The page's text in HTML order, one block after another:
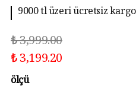
9000 tl üzeri ücretsiz kargo
₺ 3,999.00
₺ 3,199.20
ölçü